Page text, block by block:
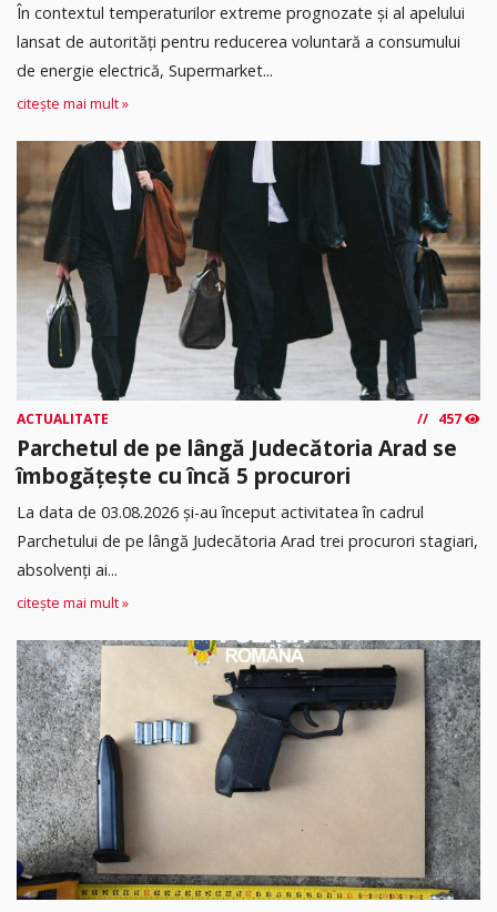
În contextul temperaturilor extreme prognozate și al apelului
lansat de autorități pentru reducerea voluntară a consumului
de energie electrică, Supermarket...
citește mai mult »
ACTUALITATE 457
Parchetul de pe lângă Judecătoria Arad se
îmbogățește cu încă 5 procurori
La data de 03.08.2026 şi-au început activitatea în cadrul
Parchetului de pe lângă Judecătoria Arad trei procurori stagiari,
absolvenţi ai...
citește mai mult »